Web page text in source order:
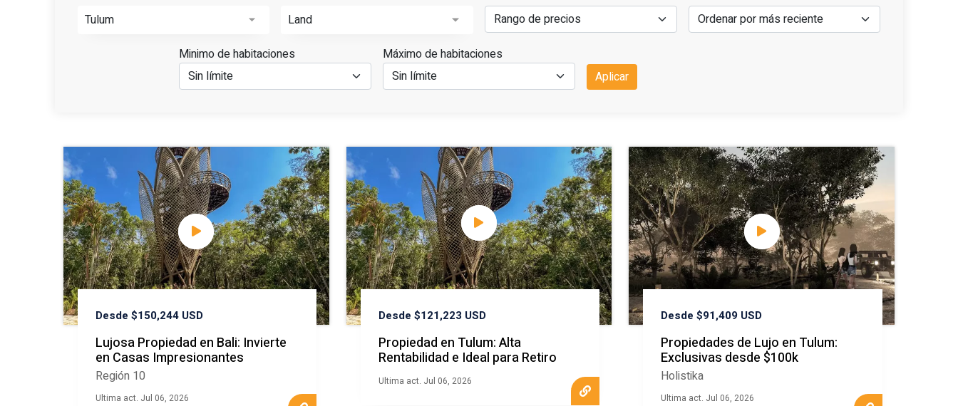
Tulum
Land
Minimo de habitaciones
Máximo de habitaciones
Aplicar
Desde $150,244 USD
Lujosa Propiedad en Bali: Invierte
en Casas Impresionantes
Región 10
Ultima act. Jul 06, 2026
Desde $121,223 USD
Propiedad en Tulum: Alta
Rentabilidad e Ideal para Retiro
Ultima act. Jul 06, 2026
Desde $91,409 USD
Propiedades de Lujo en Tulum:
Exclusivas desde $100k
Holistika
Ultima act. Jul 06, 2026